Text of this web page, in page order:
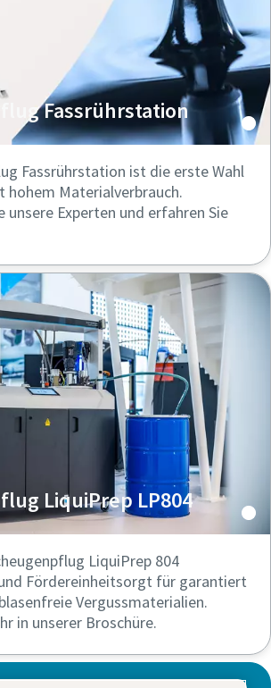
Fassrührstation
Fassrührstation ist die erste Wahl
hohem Materialverbrauch.
unsere Experten und erfahren Sie
LiquiPrep LP804
LiquiPrep 804
Fördereinheitsorgt für garantiert
Vergussmaterialien.
in unserer Broschüre.